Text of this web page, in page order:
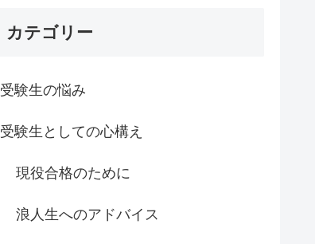
カテゴリー
受験生の悩み
受験生としての心構え
現役合格のために
浪人生へのアドバイス